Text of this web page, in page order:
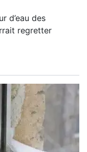
d’eau des
regretter